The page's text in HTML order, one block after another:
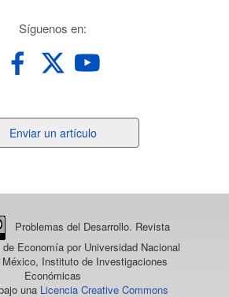
Síguenos en:
Enviar un artículo
Problemas del Desarrollo. Revista
de Economía por Universidad Nacional
Instituto de Investigaciones
Económicas
una Licencia Creative Commons